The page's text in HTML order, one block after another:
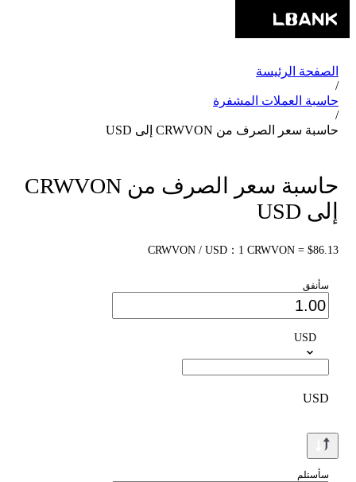
الصفحة الرئيسة
/
حاسبة العملات المشفرة
/
حاسبة سعر الصرف من CRWVON إلى USD
حاسبة سعر الصرف من CRWVON
إلى USD
CRWVON / USD：1 CRWVON = $86.13
سأنفق
USD
USD
سأستلم